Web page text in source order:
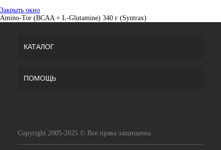
Закрыть окно
Amino-Tor (BCAA + L-Glutamine) 340 г (Syntrax)
КАТАЛОГ
ПОМОЩЬ
Copyright 2005-2025 © Все права защищены.